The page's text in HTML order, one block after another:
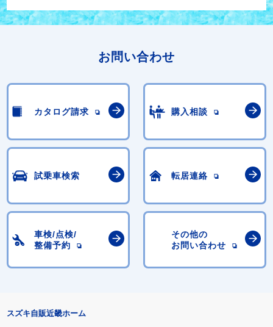
お問い合わせ
カタログ請求 購入相談
試乗車検索 転居連絡
車検/点検/
整備予約
その他の
お問い合わせ
スズキ自販近畿ホーム